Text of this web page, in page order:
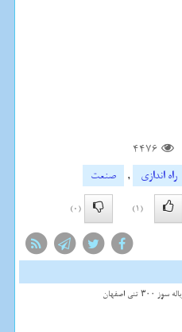
4476
راه اندازی ,
صنعت
(1)
(0)
اصفهان